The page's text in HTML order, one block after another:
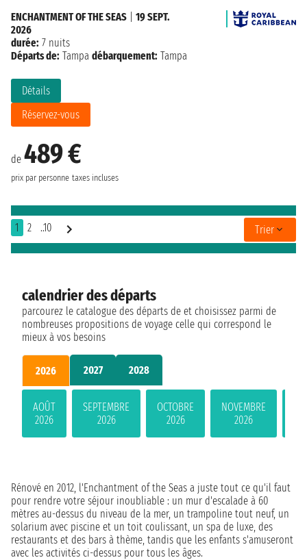
de 489 €
prix par personne taxes incluses
Détails
Réservez-vous
ENCHANTMENT OF THE SEAS
19 SEPT.
2026
durée: 7 nuits
Départs de: Tampa débarquement: Tampa
1 2 ..10 Trier
calendrier des départs
parcourez le catalogue des départs de et choisissez parmi de
nombreuses propositions de voyage celle qui correspond le
mieux à vos besoins
2026 2027 2028
AOÛT
2026
SEPTEMBRE
2026
OCTOBRE
2026
NOVEMBRE
2026
Rénové en 2012, l'Enchantment of the Seas a juste tout ce qu'il faut
pour rendre votre séjour inoubliable : un mur d'escalade à 60
mètres au-dessus du niveau de la mer, un trampoline tout neuf, un
solarium avec piscine et un toit coulissant, un spa de luxe, des
restaurants et des bars à thème, tandis que les enfants s'amuseront
avec les activités ci-dessus pour tous les âges.